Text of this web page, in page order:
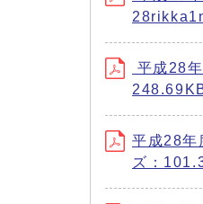
平成28
平成28年
ズ：